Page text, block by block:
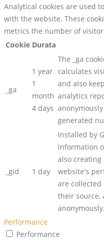
Analytical cookies are used
with the website. These
metrics the number of
Cookie Durata
_ga
1 year
1
month
4 days
The _ga
calculates
and also
analytics
generated
_gid 1 day
Installed by
information
also
website's
are
their source,
anonymously.
Performance
Performance